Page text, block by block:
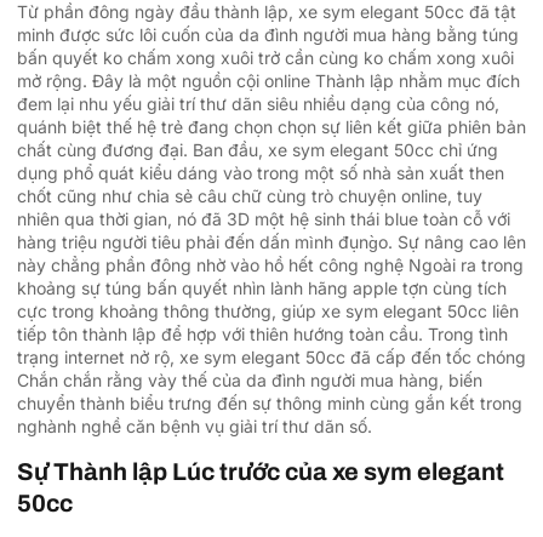
Từ phần đông ngày đầu thành lập, xe sym elegant 50cc đã tật
minh được sức lôi cuốn của da đình người mua hàng bằng túng
bấn quyết ko chấm xong xuôi trở cần cùng ko chấm xong xuôi
mở rộng. Đây là một nguồn cội online Thành lập nhằm mục đích
đem lại nhu yếu giải trí thư dãn siêu nhiều dạng của công nó,
quánh biệt thế hệ trẻ đang chọn chọn sự liên kết giữa phiên bản
chất cùng đương đại. Ban đầu, xe sym elegant 50cc chỉ ứng
dụng phổ quát kiểu dáng vào trong một số nhà sản xuất then
chốt cũng như chia sẻ câu chữ cùng trò chuyện online, tuy
nhiên qua thời gian, nó đã 3D một hệ sinh thái blue toàn cỗ với
hàng triệu người tiêu phải đến dấn mình đụng̀o. Sự nâng cao lên
này chẳng phần đông nhờ vào hồ hết công nghệ Ngoài ra trong
khoảng sự túng bấn quyết nhìn lành hãng apple tợn cùng tích
cực trong khoảng thông thường, giúp xe sym elegant 50cc liên
tiếp tôn thành lập để hợp với thiên hướng toàn cầu. Trong tình
trạng internet nở rộ, xe sym elegant 50cc đã cấp đến tốc chóng
Chắn chắn rằng vày thế của da đình người mua hàng, biến
chuyển thành biểu trưng đến sự thông minh cùng gắn kết trong
nghành nghề căn bệnh vụ giải trí thư dãn số.
Sự Thành lập Lúc trước của xe sym elegant
50cc